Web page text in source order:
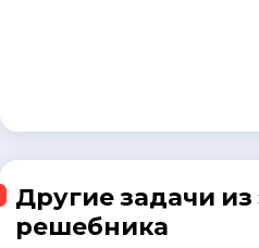
Другие задачи из
решебника